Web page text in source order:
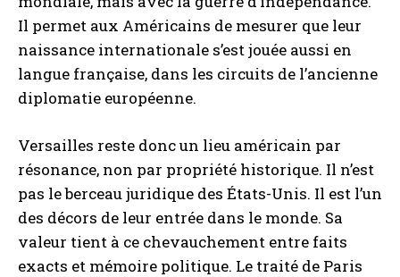
Il permet aux Américains de mesurer que leur
naissance internationale s’est jouée aussi en
langue française, dans les circuits de l’ancienne
diplomatie européenne.
Versailles reste donc un lieu américain par
résonance, non par propriété historique. Il n’est
pas le berceau juridique des États-Unis. Il est l’un
des décors de leur entrée dans le monde. Sa
valeur tient à ce chevauchement entre faits
exacts et mémoire politique. Le traité de Paris